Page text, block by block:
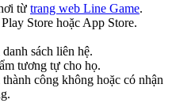
từ trang web Line Game.
Store hoặc App Store.
sách liên hệ.
tương tự cho họ.
công không hoặc có nhận